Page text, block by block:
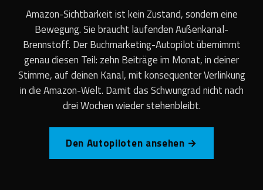
Amazon-Sichtbarkeit ist kein Zustand, sondern eine
Bewegung. Sie braucht laufenden Außenkanal-
Brennstoff. Der Buchmarketing-Autopilot übernimmt
genau diesen Teil: zehn Beiträge im Monat, in deiner
Stimme, auf deinen Kanal, mit konsequenter Verlinkung
in die Amazon-Welt. Damit das Schwungrad nicht nach
drei Wochen wieder stehenbleibt.
Den Autopiloten ansehen →